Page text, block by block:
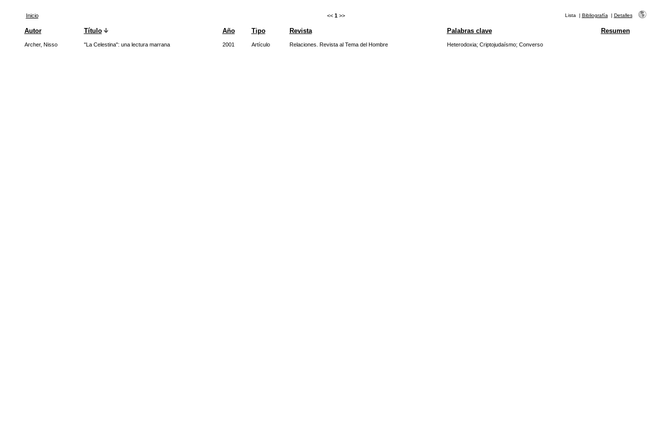
Inicio << 1 >> Lista | Bibliografía | Detalles
Autor Título Año Tipo Revista Palabras clave Resumen
Archer, Nisso "La Celestina": una lectura marrana 2001 Artículo Relaciones. Revista al Tema del Hombre Heterodoxia; Criptojudaísmo; Converso